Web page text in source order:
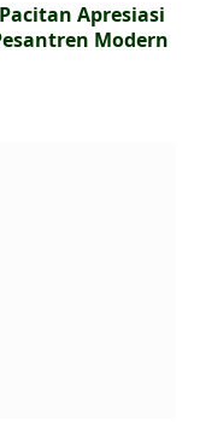
Apresiasi
Modern